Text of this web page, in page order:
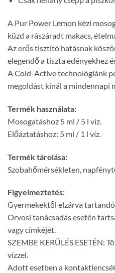
A Pur Power Lemon kézi
küzd a rászáradt makacs,
Az erős tisztító hatásnak
elegendő a tiszta edényekhez
A Cold-Active technológiánk
megoldást kínál a mindennapi
Termék használata:
Mosogatáshoz 5 ml / 5 l víz.
Előáztatáshoz: 5 ml / 1 l víz.
Termék tárolása:
Szobahőmérsékleten,
Figyelmeztetés:
Gyermekektől elzárva
Orvosi tanácsadás esetén
vagy címkéjét.
SZEMBE KERÜLÉS ESETÉN:
vízzel.
Adott esetben a